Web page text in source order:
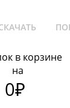
в корзине
на
0₽